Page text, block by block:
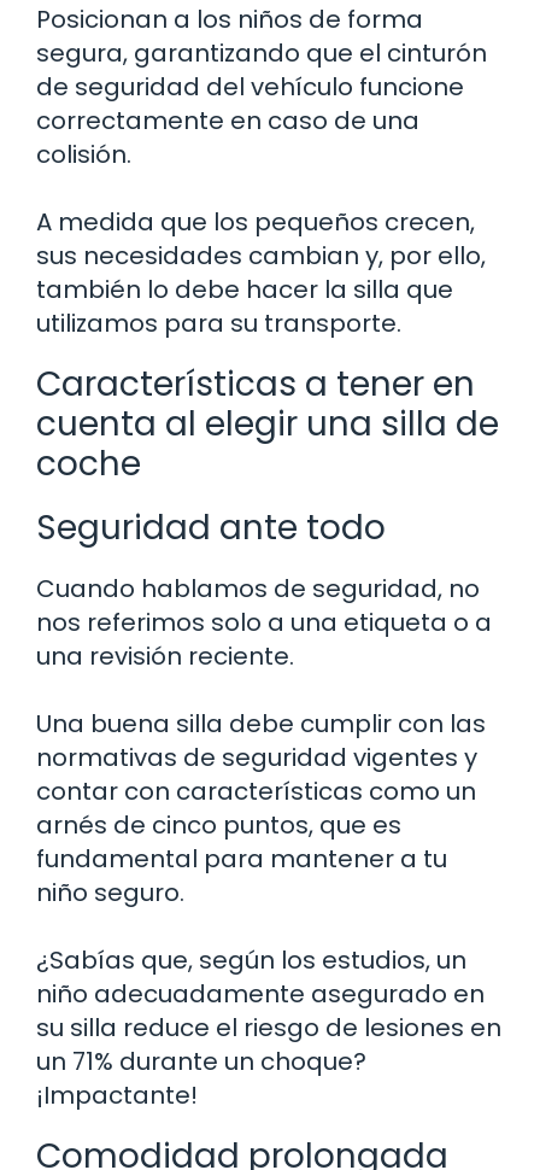
Posicionan a los niños de forma
segura, garantizando que el cinturón
de seguridad del vehículo funcione
correctamente en caso de una
colisión.
A medida que los pequeños crecen,
sus necesidades cambian y, por ello,
también lo debe hacer la silla que
utilizamos para su transporte.
Características a tener en
cuenta al elegir una silla de
coche
Seguridad ante todo
Cuando hablamos de seguridad, no
nos referimos solo a una etiqueta o a
una revisión reciente.
Una buena silla debe cumplir con las
normativas de seguridad vigentes y
contar con características como un
arnés de cinco puntos, que es
fundamental para mantener a tu
niño seguro.
¿Sabías que, según los estudios, un
niño adecuadamente asegurado en
su silla reduce el riesgo de lesiones en
un 71% durante un choque?
¡Impactante!
Comodidad prolongada